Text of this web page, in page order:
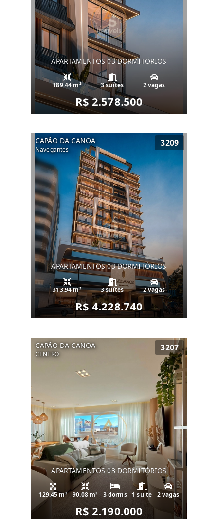
APARTAMENTOS 03 DORMITÓRIOS
189.44 m² 3 suítes 2 vagas
R$ 2.578.500
CAPÃO DA CANOA
Navegantes
3209
APARTAMENTOS 03 DORMITÓRIOS
313.94 m² 3 suítes 2 vagas
R$ 4.228.740
CAPÃO DA CANOA
CENTRO
3207
APARTAMENTOS 03 DORMITÓRIOS
129.45 m² 90.08 m² 3 dorms 1 suíte 2 vagas
R$ 2.190.000